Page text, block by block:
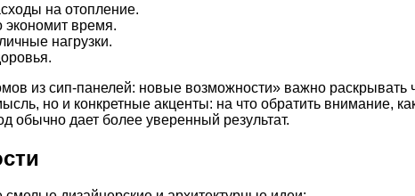
на отопление.
экономит время.
нагрузки.
из сип-панелей: новые возможности» важно раскрывать
но и конкретные акценты: на что обратить внимание,
обычно дает более уверенный результат.